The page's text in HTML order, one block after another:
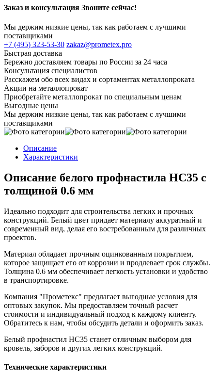
Заказ и консультация Звоните сейчас!
Мы держим низкие цены, так как работаем с лучшими
поставщиками
+7 (495) 323-53-30 zakaz@prometex.pro
Быстрая доставка
Бережно доставляем товары по России за 24 часа
Консультация специалистов
Расскажем обо всех видах и сортаментах металлопроката
Акции на металлопрокат
Приобретайте металлопрокат по специальным ценам
Выгодные цены
Мы держим низкие цены, так как работаем с лучшими
поставщиками
Описание
Характеристики
Описание белого профнастила НС35 с
толщиной 0.6 мм
Идеально подходит для строительства легких и прочных
конструкций. Белый цвет придает материалу аккуратный и
современный вид, делая его востребованным для различных
проектов.
Материал обладает прочным оцинкованным покрытием,
которое защищает его от коррозии и продлевает срок службы.
Толщина 0.6 мм обеспечивает легкость установки и удобство
в транспортировке.
Компания "Прометекс" предлагает выгодные условия для
оптовых закупок. Мы предоставляем точный расчет
стоимости и индивидуальный подход к каждому клиенту.
Обратитесь к нам, чтобы обсудить детали и оформить заказ.
Белый профнастил НС35 станет отличным выбором для
кровель, заборов и других легких конструкций.
Технические характеристики